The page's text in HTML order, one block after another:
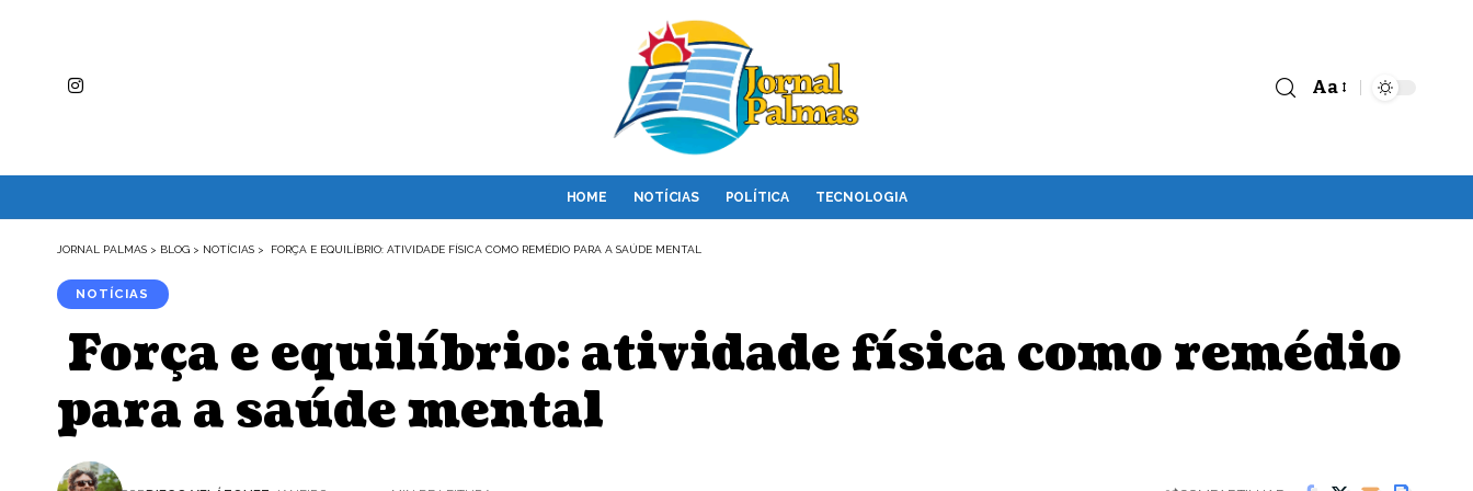
Aa
HOME NOTÍCIAS POLÍTICA TECNOLOGIA
JORNAL PALMAS > BLOG > NOTÍCIAS > FORÇA E EQUILÍBRIO: ATIVIDADE FÍSICA COMO REMÉDIO PARA A SAÚDE MENTAL
NOTÍCIAS
Força e equilíbrio: atividade física como remédio
para a saúde mental